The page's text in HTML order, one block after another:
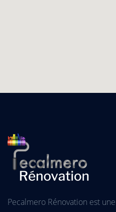
Pecalmero Rénovation est une